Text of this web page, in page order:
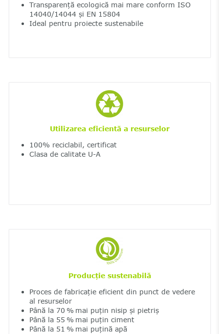
Transparență ecologică mai mare conform ISO
14040/14044 și EN 15804
Ideal pentru proiecte sustenabile
Utilizarea eficientă a resurselor
100% reciclabil, certificat
Clasa de calitate U-A
Producție sustenabilă
Proces de fabricație eficient din punct de vedere
al resurselor
Până la 70 % mai puțin nisip și pietriș
Până la 55 % mai puțin ciment
Până la 51 % mai puțină apă